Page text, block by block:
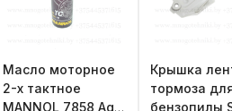
Масло моторное
2-х тактное
MANNOL 7858 Agro
Крышка
тормоза
бензопилы